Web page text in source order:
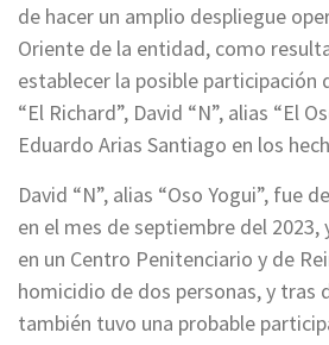
de hacer un amplio despliegue
Oriente de la entidad, como
establecer la posible participación
“El Richard”, David “N”, alias “El
Eduardo Arias Santiago en los
David “N”, alias “Oso Yogui”, fue
en el mes de septiembre del 2023,
en un Centro Penitenciario y de
homicidio de dos personas, y tras
también tuvo una probable